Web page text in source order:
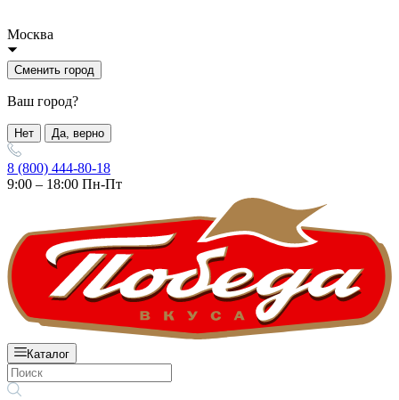
Москва
Сменить город
Ваш город?
Нет Да, верно
8 (800) 444-80-18
9:00 – 18:00 Пн-Пт
Каталог